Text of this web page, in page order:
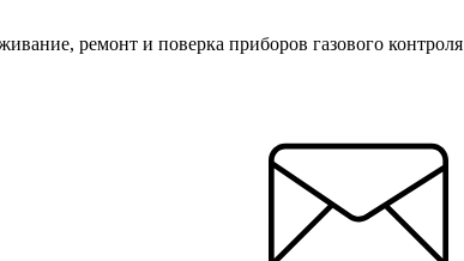
ремонт и поверка приборов газового контроля